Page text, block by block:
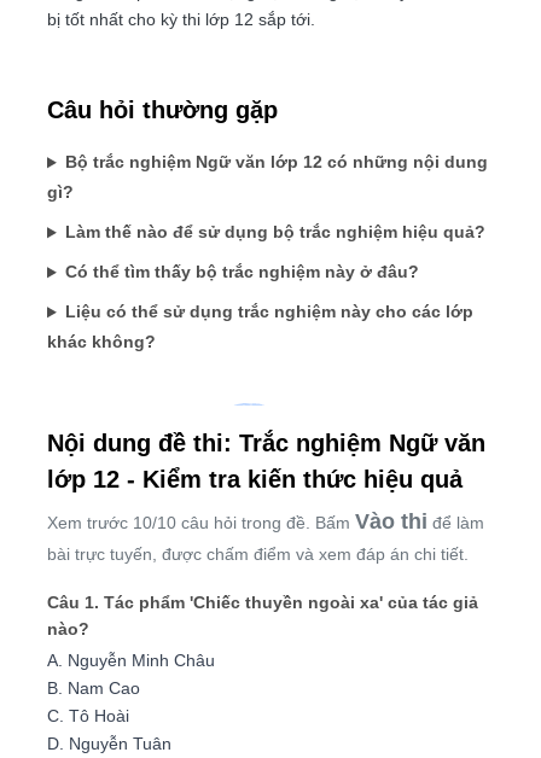
bị tốt nhất cho kỳ thi lớp 12 sắp tới.
Câu hỏi thường gặp
Bộ trắc nghiệm Ngữ văn lớp 12 có những nội dung
gì?
Làm thế nào để sử dụng bộ trắc nghiệm hiệu quả?
Có thể tìm thấy bộ trắc nghiệm này ở đâu?
Liệu có thể sử dụng trắc nghiệm này cho các lớp
khác không?
Nội dung đề thi: Trắc nghiệm Ngữ văn
lớp 12 - Kiểm tra kiến thức hiệu quả
Xem trước 10/10 câu hỏi trong đề. Bấm Vào thi để làm
bài trực tuyến, được chấm điểm và xem đáp án chi tiết.
Câu 1. Tác phẩm 'Chiếc thuyền ngoài xa' của tác giả
nào?
A. Nguyễn Minh Châu
B. Nam Cao
C. Tô Hoài
D. Nguyễn Tuân